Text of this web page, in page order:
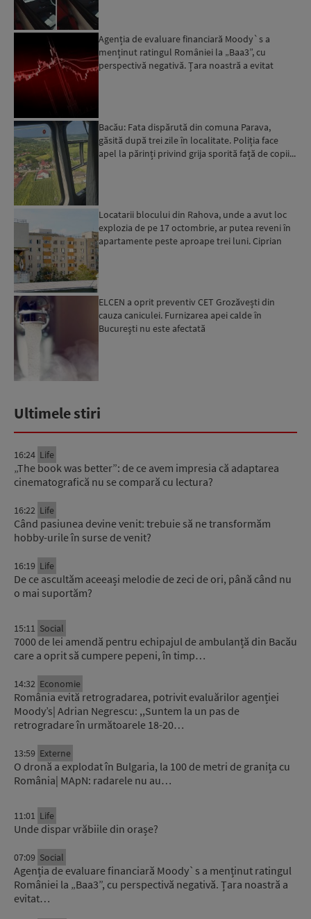
Agenția de evaluare financiară Moody`s a
menținut ratingul României la „Baa3”, cu
perspectivă negativă. Țara noastră a evitat
Bacău: Fata dispărută din comuna Parava,
găsită după trei zile în localitate. Poliția face
apel la părinți privind grija sporită față de copii...
Locatarii blocului din Rahova, unde a avut loc
explozia de pe 17 octombrie, ar putea reveni în
apartamente peste aproape trei luni. Ciprian
ELCEN a oprit preventiv CET Grozăvești din
cauza caniculei. Furnizarea apei calde în
Bucureşti nu este afectată
Ultimele stiri
16:24 Life
„The book was better”: de ce avem impresia că adaptarea
cinematografică nu se compară cu lectura?
16:22 Life
Când pasiunea devine venit: trebuie să ne transformăm
hobby-urile în surse de venit?
16:19 Life
De ce ascultăm aceeași melodie de zeci de ori, până când nu
o mai suportăm?
15:11 Social
7000 de lei amendă pentru echipajul de ambulanță din Bacău
care a oprit să cumpere pepeni, în timp…
14:32 Economie
România evită retrogradarea, potrivit evaluărilor agenției
Moody’s| Adrian Negrescu: ,,Suntem la un pas de
retrogradare în următoarele 18-20…
13:59 Externe
O dronă a explodat în Bulgaria, la 100 de metri de granița cu
România| MApN: radarele nu au…
11:01 Life
Unde dispar vrăbiile din orașe?
07:09 Social
Agenția de evaluare financiară Moody`s a menținut ratingul
României la „Baa3”, cu perspectivă negativă. Țara noastră a
evitat…